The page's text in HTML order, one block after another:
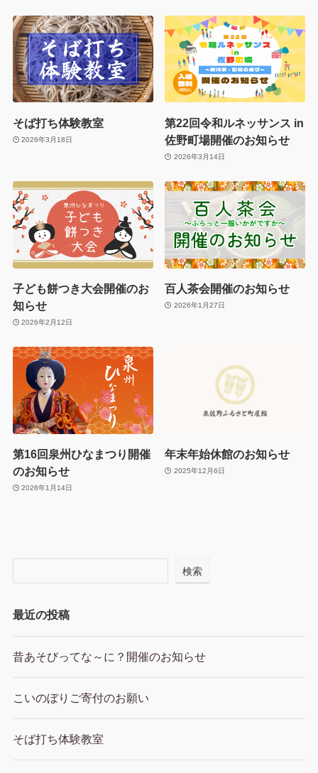
そば打ち体験教室
2026年3月18日
第22回令和ルネッサンス in
佐野町場開催のお知らせ
2026年3月14日
子ども餅つき大会開催のお
知らせ
2026年2月12日
百人茶会開催のお知らせ
2026年1月27日
第16回泉州ひなまつり開催
のお知らせ
2026年1月14日
年末年始休館のお知らせ
2025年12月6日
検索
最近の投稿
昔あそびってな～に？開催のお知らせ
こいのぼりご寄付のお願い
そば打ち体験教室